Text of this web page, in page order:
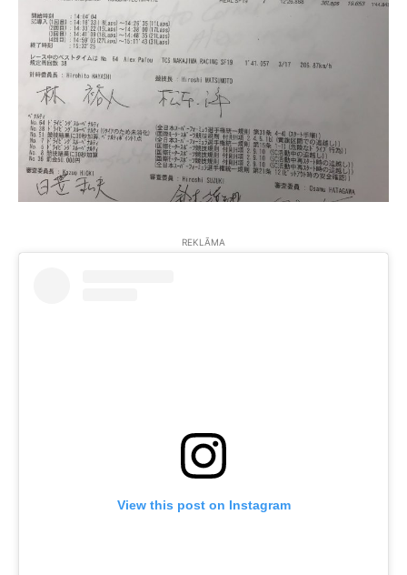
REKLĀMA
View this post on Instagram